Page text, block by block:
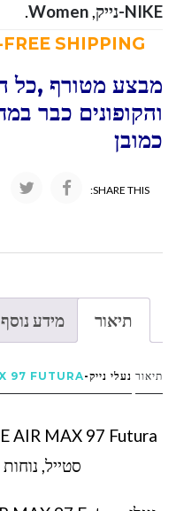
NIKE-נייק
,
Women
.
מבצע מטורף ,כל
והקופונים כבר
כמובן
SHARE THIS:
תיאור מידע נוסף
תיאור נעלי נייק-97 FUTURA
סטייל,